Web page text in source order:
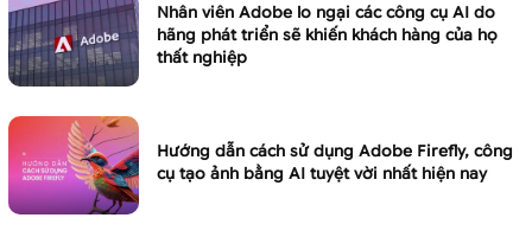
Nhân viên Adobe lo ngại các công cụ AI do
hãng phát triển sẽ khiến khách hàng của họ
thất nghiệp
Hướng dẫn cách sử dụng Adobe Firefly, công
cụ tạo ảnh bằng AI tuyệt vời nhất hiện nay